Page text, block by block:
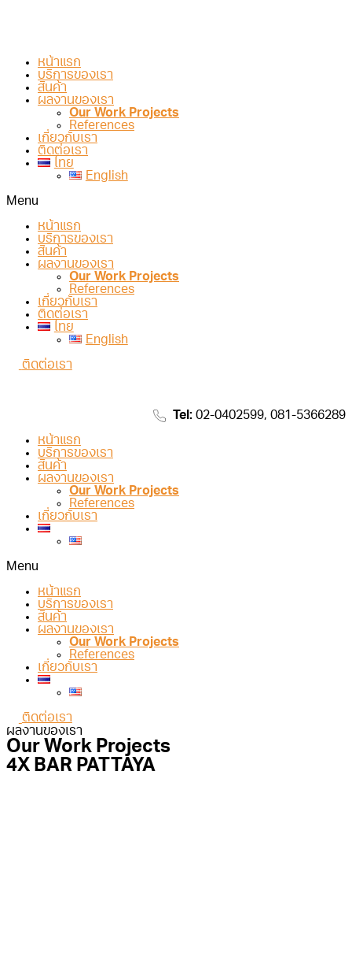
หน้าแรก
บริการของเรา
สินค้า
ผลงานของเรา
Our Work Projects
References
เกี่ยวกับเรา
ติดต่อเรา
ไทย
English
Menu
หน้าแรก
บริการของเรา
สินค้า
ผลงานของเรา
Our Work Projects
References
เกี่ยวกับเรา
ติดต่อเรา
ไทย
English
ติดต่อเรา
Tel: 02-0402599, 081-5366289
หน้าแรก
บริการของเรา
สินค้า
ผลงานของเรา
Our Work Projects
References
เกี่ยวกับเรา
Menu
หน้าแรก
บริการของเรา
สินค้า
ผลงานของเรา
Our Work Projects
References
เกี่ยวกับเรา
ติดต่อเรา
ผลงานของเรา
Our Work Projects
4X BAR PATTAYA